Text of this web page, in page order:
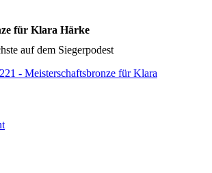
für Klara Härke
auf dem Siegerpodest
- Meisterschaftsbronze für Klara